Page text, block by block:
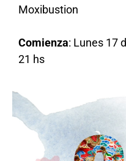
Moxibustion
Comienza: Lunes 17
21 hs